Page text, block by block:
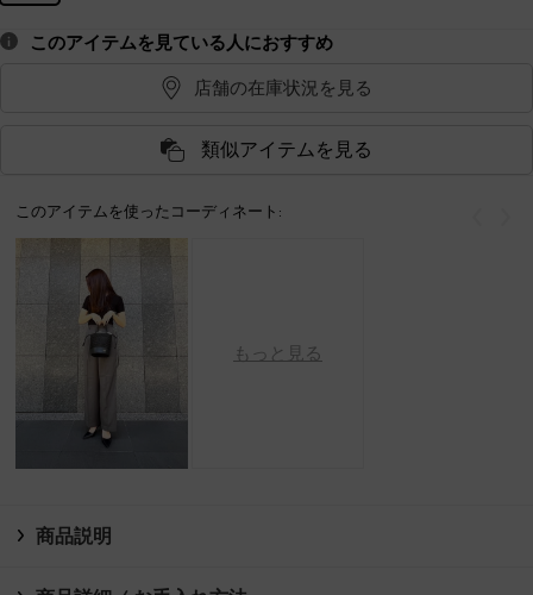
このアイテムを見ている人におすすめ
店舗の在庫状況を見る
類似アイテムを見る
このアイテムを使ったコーディネート:
もっと見る
商品説明